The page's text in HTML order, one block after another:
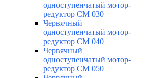
одноступенчатый мотор-
редуктор CM 030
Червячный
одноступенчатый мотор-
редуктор CM 040
Червячный
одноступенчатый мотор-
редуктор CM 050